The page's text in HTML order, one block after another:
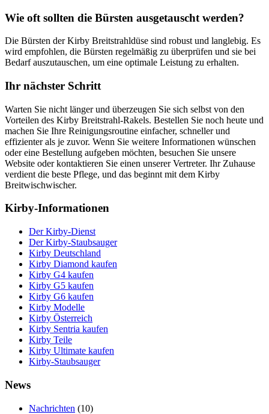
Wie oft sollten die Bürsten ausgetauscht werden?
Die Bürsten der Kirby Breitstrahldüse sind robust und langlebig. Es
wird empfohlen, die Bürsten regelmäßig zu überprüfen und sie bei
Bedarf auszutauschen, um eine optimale Leistung zu erhalten.
Ihr nächster Schritt
Warten Sie nicht länger und überzeugen Sie sich selbst von den
Vorteilen des Kirby Breitstrahl-Rakels. Bestellen Sie noch heute und
machen Sie Ihre Reinigungsroutine einfacher, schneller und
effizienter als je zuvor. Wenn Sie weitere Informationen wünschen
oder eine Bestellung aufgeben möchten, besuchen Sie unsere
Website oder kontaktieren Sie einen unserer Vertreter. Ihr Zuhause
verdient die beste Pflege, und das beginnt mit dem Kirby
Breitwischwischer.
Kirby-Informationen
Der Kirby-Dienst
Der Kirby-Staubsauger
Kirby Deutschland
Kirby Diamond kaufen
Kirby G4 kaufen
Kirby G5 kaufen
Kirby G6 kaufen
Kirby Modelle
Kirby Österreich
Kirby Sentria kaufen
Kirby Teile
Kirby Ultimate kaufen
Kirby-Staubsauger
News
Nachrichten (10)